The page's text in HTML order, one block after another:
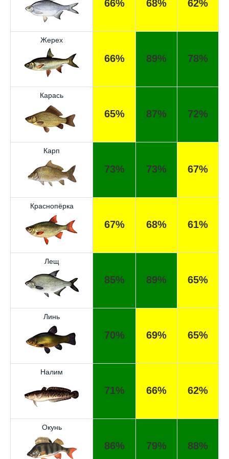
66% 68% 62%
Жерех
66% 89% 78%
Карась
65% 87% 72%
Карп
73% 73% 67%
Краснопёрка
67% 68% 61%
Лещ
85% 89% 65%
Линь
70% 69% 65%
Налим
71% 66% 62%
Окунь
86% 79% 88%
Отличный прогноз клёва! Сегодня поймал